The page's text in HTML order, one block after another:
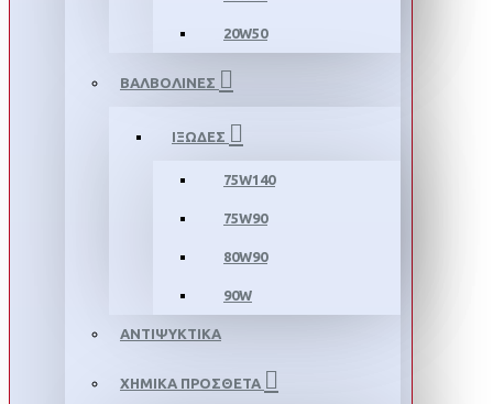
20W50
ΒΑΛΒΟΛΙΝΕΣ
ΙΞΩΔΕΣ
75W140
75W90
80W90
90W
ΑΝΤΙΨΥΚΤΙΚΑ
ΧΗΜΙΚΑ ΠΡΟΣΘΕΤΑ